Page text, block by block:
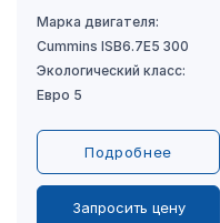
Подробнее
Запросить цену